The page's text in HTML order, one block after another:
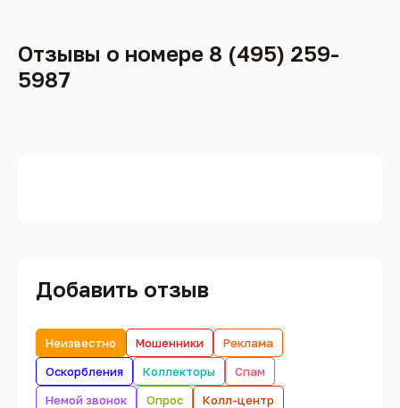
Отзывы о номере 8 (495) 259-
5987
Добавить отзыв
Неизвестно Мошенники
Реклама
Оскорбления
Коллекторы
Спам
Немой звонок
Опрос
Колл-центр